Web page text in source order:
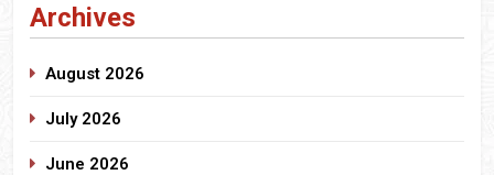
Archives
August 2026
July 2026
June 2026